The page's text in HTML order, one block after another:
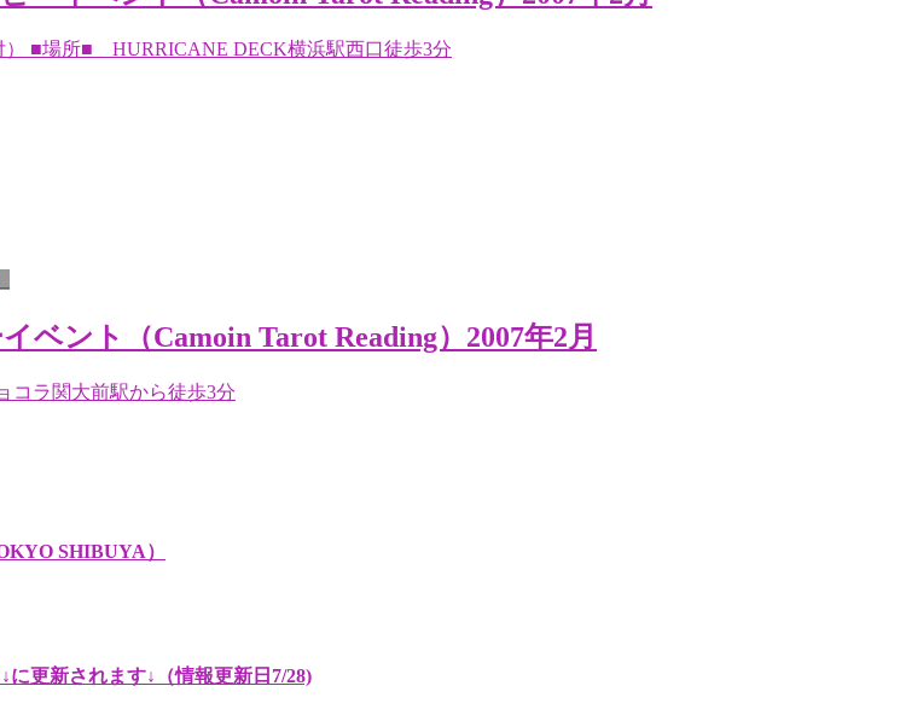
■場所■ HURRICANE DECK横浜駅西口徒歩3分
ント（Camoin Tarot Reading）2007年2月
ラ関大前駅から徒歩3分
SHIBUYA）
更新されます↓（情報更新日7/28)